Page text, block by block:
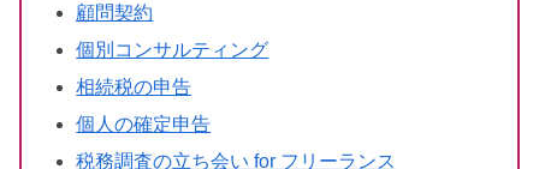
顧問契約
個別コンサルティング
相続税の申告
個人の確定申告
税務調査の立ち会い for フリーランス